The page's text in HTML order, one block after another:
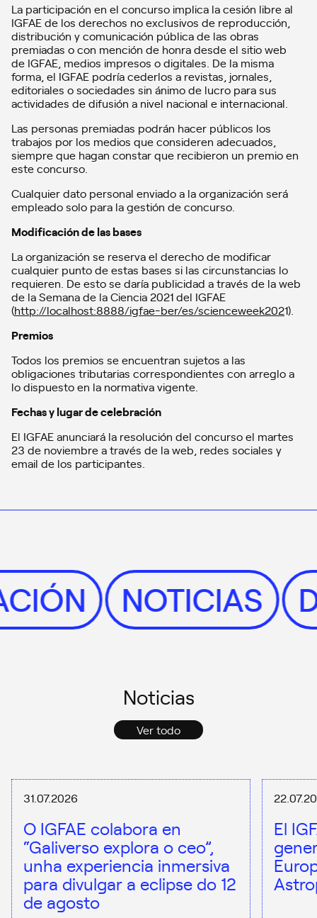
La participación en el concurso implica la cesión libre al
IGFAE de los derechos no exclusivos de reproducción,
distribución y comunicación pública de las obras
premiadas o con mención de honra desde el sitio web
de IGFAE, medios impresos o digitales. De la misma
forma, el IGFAE podría cederlos a revistas, jornales,
editoriales o sociedades sin ánimo de lucro para sus
actividades de difusión a nivel nacional e internacional.
Las personas premiadas podrán hacer públicos los
trabajos por los medios que consideren adecuados,
siempre que hagan constar que recibieron un premio en
este concurso.
Cualquier dato personal enviado a la organización será
empleado solo para la gestión de concurso.
Modificación de las bases
La organización se reserva el derecho de modificar
cualquier punto de estas bases si las circunstancias lo
requieren. De esto se daría publicidad a través de la web
de la Semana de la Ciencia 2021 del IGFAE
(http://localhost:8888/igfae-ber/es/scienceweek2021).
Premios
Todos los premios se encuentran sujetos a las
obligaciones tributarias correspondientes con arreglo a
lo dispuesto en la normativa vigente.
Fechas y lugar de celebración
El IGFAE anunciará la resolución del concurso el martes
23 de noviembre a través de la web, redes sociales y
email de los participantes.
NOTICIAS
Noticias
Ver todo
31.07.2026
O IGFAE colabora en
“Galiverso explora o ceo”,
unha experiencia inmersiva
para divulgar a eclipse do 12
de agosto
El